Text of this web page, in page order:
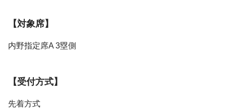
【対象席】
内野指定席A 3塁側
【受付方式】
先着方式